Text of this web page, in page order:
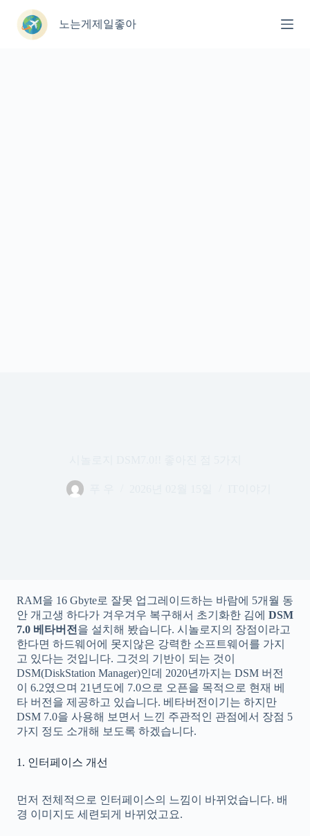
노는게제일좋아
RAM을 16 Gbyte로 잘못 업그레이드하는 바람에 5개월 동
안 개고생 하다가 겨우겨우 복구해서 초기화한 김에 DSM
7.0 베타버전 을 설치해 봤습니다. 시놀로지의 장점이라고
한다면 하드웨어에 못지않은 강력한 소프트웨어를 가지
고 있다는 것입니다. 그것의 기반이 되는 것이
DSM(DiskStation Manager)인데 2020년까지는 DSM 버전
이 6.2였으며 21년도에 7.0으로 오픈을 목적으로 현재 베
타 버전을 제공하고 있습니다. 베타버전이기는 하지만
DSM 7.0을 사용해 보면서 느낀 주관적인 관점에서 장점 5
가지 정도 소개해 보도록 하겠습니다.
1. 인터페이스 개선
먼저 전체적으로 인터페이스의 느낌이 바뀌었습니다. 배
경 이미지도 세련되게 바뀌었고요.